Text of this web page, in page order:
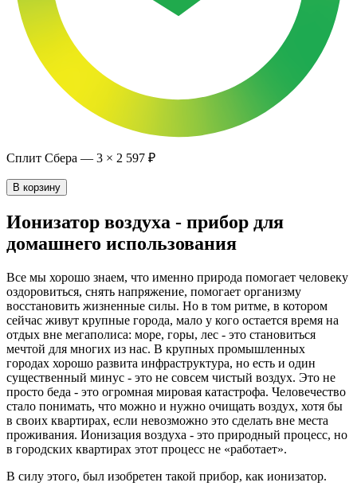
Сплит Сбера — 3 × 2 597 ₽
В корзину
Ионизатор воздуха - прибор для
домашнего использования
Все мы хорошо знаем, что именно природа помогает человеку
оздоровиться, снять напряжение, помогает организму
восстановить жизненные силы. Но в том ритме, в котором
сейчас живут крупные города, мало у кого остается время на
отдых вне мегаполиса: море, горы, лес - это становиться
мечтой для многих из нас. В крупных промышленных
городах хорошо развита инфраструктура, но есть и один
существенный минус - это не совсем чистый воздух. Это не
просто беда - это огромная мировая катастрофа. Человечество
стало понимать, что можно и нужно очищать воздух, хотя бы
в своих квартирах, если невозможно это сделать вне места
проживания. Ионизация воздуха - это природный процесс, но
в городских квартирах этот процесс не «работает».
В силу этого, был изобретен такой прибор, как ионизатор.